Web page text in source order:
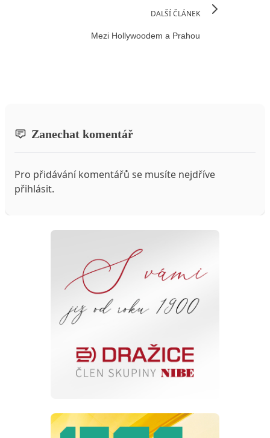
DALŠÍ ČLÁNEK
Mezi Hollywoodem a Prahou
Zanechat komentář
Pro přidávání komentářů se musíte nejdříve
přihlásit.